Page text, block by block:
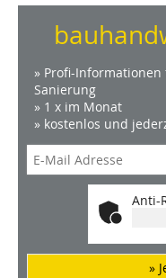
» Profi-
Sanierung
» 1 x im Monat
» kostenlos und
Anti-
»